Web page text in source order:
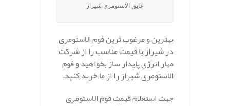
عایق الاستومری شیراز
بهترین و مرغوب ترین فوم الاستومری
در شیراز با قیمت مناسب را از شرکت
مهار انرژی پایدار ساز بخواهید و فوم
الاستومری شیراز را از ما خرید کنید.
جهت استعلام قیمت فوم الاستومری